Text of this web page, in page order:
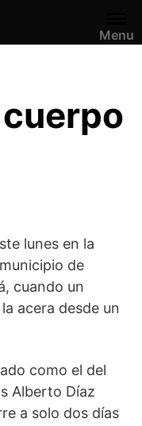
Menu
lunes en la
de
cuando un
acera desde un
como el del
Alberto Díaz
a solo dos días